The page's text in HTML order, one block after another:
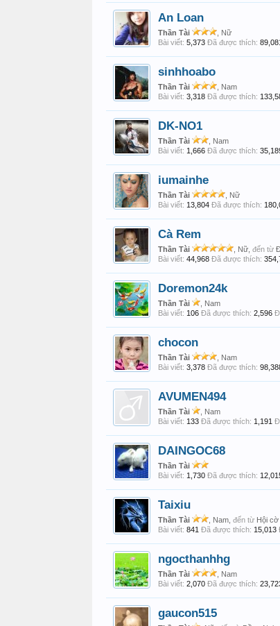
An Loan
Thần Tài
, Nữ
Bài viết: 5,373 Đã được thích:
sinhhoabo
Thần Tài
, Nam
Bài viết: 3,318 Đã được thích:
DK-NO1
Thần Tài
, Nam
Bài viết: 1,666 Đã được thích:
iumainhe
Thần Tài
, Nữ
Bài viết: 13,804 Đã được thích:
Cà Rem
Thần Tài , Nữ, đến từ
Bài viết: 44,968 Đã được thích:
Doremon24k
Thần Tài
, Nam
Bài viết: 106 Đã được thích: 2,596
chocon
Thần Tài
, Nam
Bài viết: 3,378 Đã được thích:
AVUMEN494
Thần Tài
, Nam
Bài viết: 133 Đã được thích: 1,191
DAINGOC68
Thần Tài
Bài viết: 1,730 Đã được thích:
Taixiu
Thần Tài , Nam, đến từ Hội cờ
Bài viết: 841 Đã được thích: 15,013
ngocthanhhg
Thần Tài
, Nam
Bài viết: 2,070 Đã được thích:
gaucon515